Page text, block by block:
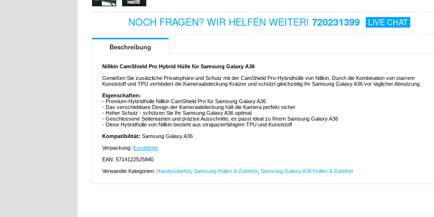
NOCH FRAGEN? WIR HELFEN WEITER! 720231399 LIVE CHAT
Beschreibung
Nillkin CamShield Pro Hybrid Hülle für Samsung Galaxy A36
Genießen Sie zusätzliche Privatsphäre und Schutz mit der CamShield Pro-Hybridhülle von Nillkin. Durch die Kombination von starrem
Kunststoff und TPU verhindert die Kameraabdeckung Kratzer und schützt gleichzeitig Ihr Samsung Galaxy A36 vor täglicher Abnutzung.
Eigenschaften:
- Premium-Hybridhülle Nillkin CamShield Pro für Samsung Galaxy A36
- Das verschiebbare Design der Kameraabdeckung hält die Kamera perfekt sicher
- Hoher Schutz - schützen Sie Ihr Samsung Galaxy A36 optimal
- Geschlossene Seitentasten und präzise Ausschnitte, es passt ideal zu Ihrem Samsung Galaxy A36
- Diese Hybridhülle von Nillkin besteht aus strapazierfähigem TPU und Kunststoff
Kompatibilität: Samsung Galaxy A36
Verpackung: Euroblister
EAN: 5714122525840
Verwandte Kategorien: Handyzubehör, Samsung Hüllen & Zubehör, Samsung Galaxy A36 Hüllen & Zubehör